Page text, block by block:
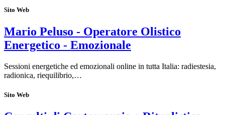
Sito Web
Mario Peluso - Operatore Olistico
Energetico - Emozionale
Sessioni energetiche ed emozionali online in tutta Italia: radiestesia,
radionica, riequilibrio,…
Sito Web